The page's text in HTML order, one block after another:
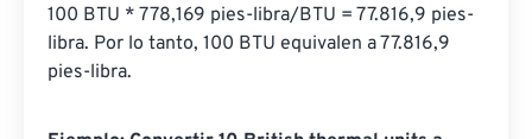
100 BTU * 778,169 pies-libra/BTU = 77.816,9 pies-
libra. Por lo tanto, 100 BTU equivalen a 77.816,9
pies-libra.